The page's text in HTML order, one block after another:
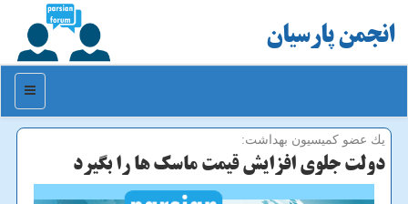
انجمن پارسیان
منو
یك عضو كمیسیون بهداشت:
دولت جلوی افزایش قیمت ماسك ها را بگیرد